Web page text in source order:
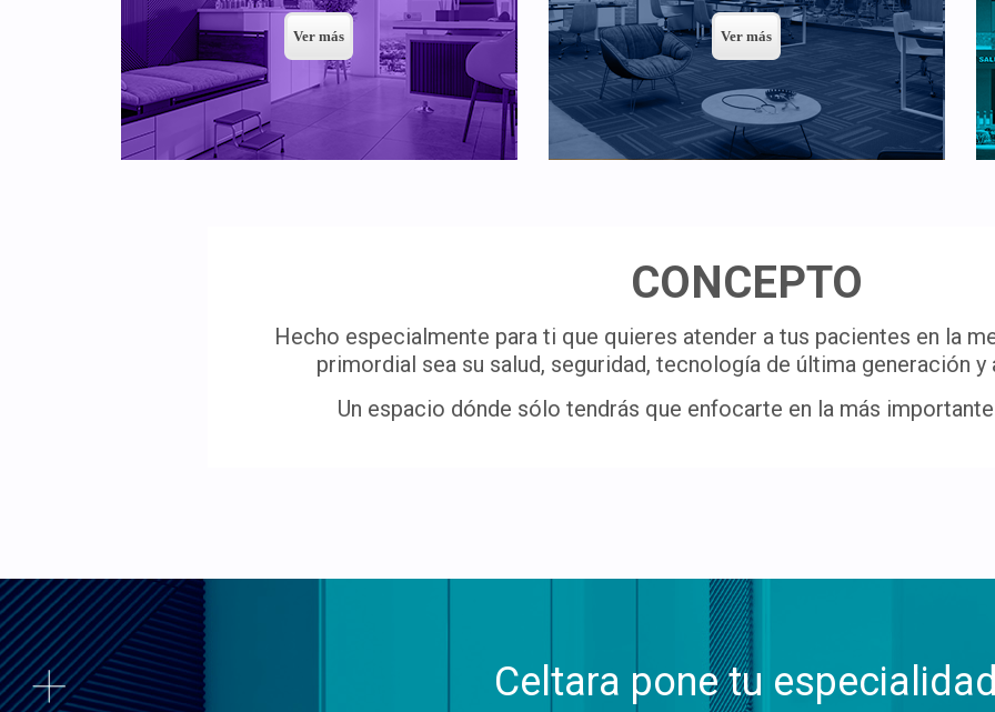
CONCEPTO
Hecho especialmente para ti que quieres atender a tus pacientes en la
primordial sea su salud, seguridad, tecnología de última generación
Un espacio dónde sólo tendrás que enfocarte en la más
Celtara pone tu